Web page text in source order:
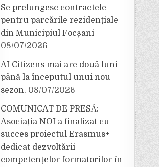
Se prelungesc contractele
pentru parcările rezidențiale
din Municipiul Focșani
08/07/2026
AI Citizens mai are două luni
până la începutul unui nou
sezon. 08/07/2026
COMUNICAT DE PRESĂ:
Asociația NOI a finalizat cu
succes proiectul Erasmus+
dedicat dezvoltării
competențelor formatorilor în